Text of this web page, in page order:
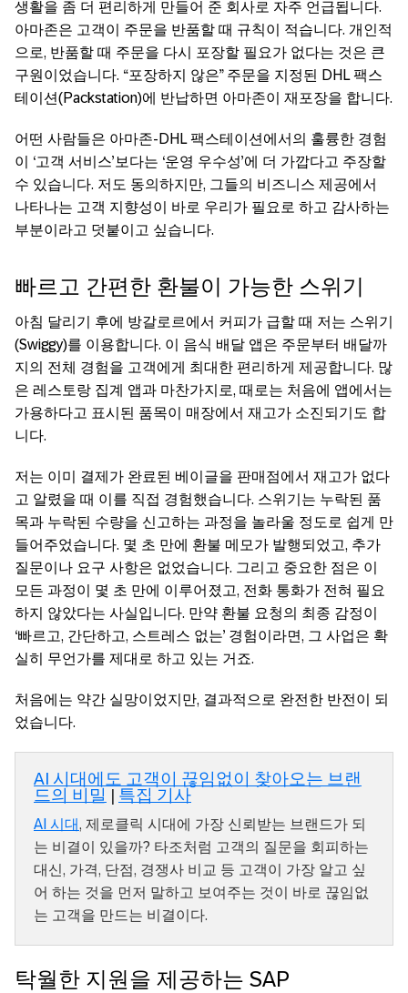
생활을 좀 더 편리하게 만들어 준 회사로 자주 언급됩니다.
아마존은 고객이 주문을 반품할 때 규칙이 적습니다. 개인적
으로, 반품할 때 주문을 다시 포장할 필요가 없다는 것은 큰
구원이었습니다. “포장하지 않은” 주문을 지정된 DHL 팩스
테이션(Packstation)에 반납하면 아마존이 재포장을 합니다.
어떤 사람들은 아마존-DHL 팩스테이션에서의 훌륭한 경험
이 ‘고객 서비스’보다는 ‘운영 우수성’에 더 가깝다고 주장할
수 있습니다. 저도 동의하지만, 그들의 비즈니스 제공에서
나타나는 고객 지향성이 바로 우리가 필요로 하고 감사하는
부분이라고 덧붙이고 싶습니다.
빠르고 간편한 환불이 가능한 스위기
아침 달리기 후에 방갈로르에서 커피가 급할 때 저는 스위기
(Swiggy)를 이용합니다. 이 음식 배달 앱은 주문부터 배달까
지의 전체 경험을 고객에게 최대한 편리하게 제공합니다. 많
은 레스토랑 집계 앱과 마찬가지로, 때로는 처음에 앱에서는
가용하다고 표시된 품목이 매장에서 재고가 소진되기도 합
니다.
저는 이미 결제가 완료된 베이글을 판매점에서 재고가 없다
고 알렸을 때 이를 직접 경험했습니다. 스위기는 누락된 품
목과 누락된 수량을 신고하는 과정을 놀라울 정도로 쉽게 만
들어주었습니다. 몇 초 만에 환불 메모가 발행되었고, 추가
질문이나 요구 사항은 없었습니다. 그리고 중요한 점은 이
모든 과정이 몇 초 만에 이루어졌고, 전화 통화가 전혀 필요
하지 않았다는 사실입니다. 만약 환불 요청의 최종 감정이
‘빠르고, 간단하고, 스트레스 없는’ 경험이라면, 그 사업은 확
실히 무언가를 제대로 하고 있는 거죠.
처음에는 약간 실망이었지만, 결과적으로 완전한 반전이 되
었습니다.
AI 시대에도 고객이 끊임없이 찾아오는 브랜
드의 비밀 | 특집 기사
AI 시대, 제로클릭 시대에 가장 신뢰받는 브랜드가 되
는 비결이 있을까? 타조처럼 고객의 질문을 회피하는
대신, 가격, 단점, 경쟁사 비교 등 고객이 가장 알고 싶
어 하는 것을 먼저 말하고 보여주는 것이 바로 끊임없
는 고객을 만드는 비결이다.
탁월한 지원을 제공하는 SAP